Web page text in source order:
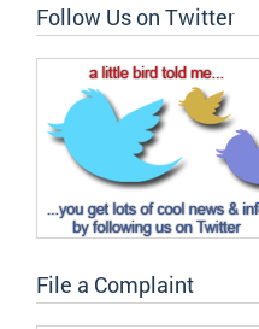
Follow Us on Twitter
File a Complaint